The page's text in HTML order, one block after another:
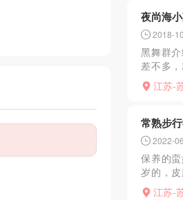
夜尚海
2018-
黑舞群
差不多
了可以
江苏-
常熟步
2022-
保养的
岁的，
可以，
江苏-